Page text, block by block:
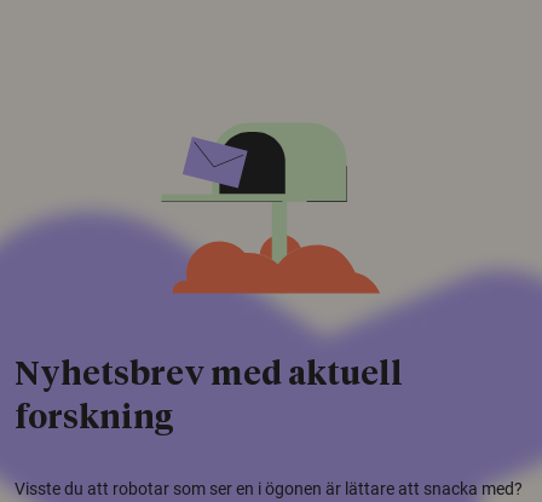
Nyhetsbrev med aktuell
forskning
Visste du att robotar som ser en i ögonen är lättare att snacka med?